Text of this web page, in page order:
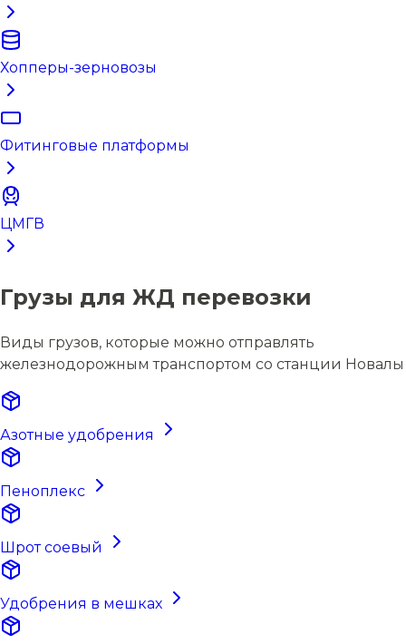
Хопперы-зерновозы
Фитинговые платформы
ЦМГВ
Грузы для ЖД перевозки
Виды грузов, которые можно отправлять
железнодорожным транспортом со станции Новалы
Азотные удобрения
Пеноплекс
Шрот соевый
Удобрения в мешках